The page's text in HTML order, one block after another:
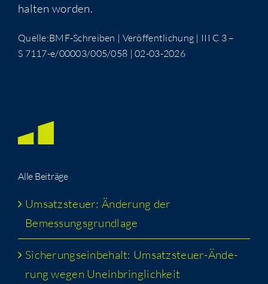
hal­ten worden.
Quelle:BMF-Schreiben | Ver­öf­fent­li­chung | III C 3 –
S 7117-e/00003/005/058 | 02-03-2026
Alle Bei­trä­ge
Umsatz­steu­er: Ände­rung der
Bemessungsgrundlage
Siche­rungs­ein­be­halt: Umsatz­steu­er-Ände­
rung wegen Uneinbringlichkeit